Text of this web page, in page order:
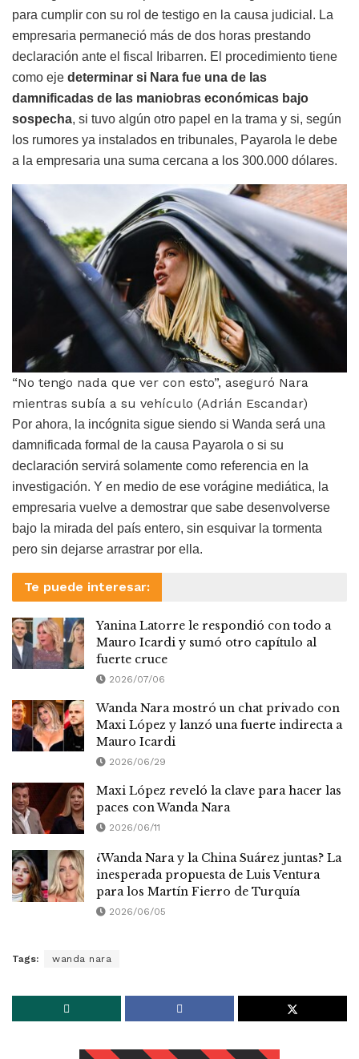
para cumplir con su rol de testigo en la causa judicial. La
empresaria permaneció más de dos horas prestando
declaración ante el fiscal Iribarren. El procedimiento tiene
como eje determinar si Nara fue una de las
damnificadas de las maniobras económicas bajo
sospecha, si tuvo algún otro papel en la trama y si, según
los rumores ya instalados en tribunales, Payarola le debe
a la empresaria una suma cercana a los 300.000 dólares.
“No tengo nada que ver con esto”, aseguró Nara
mientras subía a su vehículo (Adrián Escandar)
Por ahora, la incógnita sigue siendo si Wanda será una
damnificada formal de la causa Payarola o si su
declaración servirá solamente como referencia en la
investigación. Y en medio de ese vorágine mediática, la
empresaria vuelve a demostrar que sabe desenvolverse
bajo la mirada del país entero, sin esquivar la tormenta
pero sin dejarse arrastrar por ella.
Te puede interesar:
Yanina Latorre le respondió con todo a
Mauro Icardi y sumó otro capítulo al
fuerte cruce
2026/07/06
Wanda Nara mostró un chat privado con
Maxi López y lanzó una fuerte indirecta a
Mauro Icardi
2026/06/29
Maxi López reveló la clave para hacer las
paces con Wanda Nara
2026/06/11
¿Wanda Nara y la China Suárez juntas? La
inesperada propuesta de Luis Ventura
para los Martín Fierro de Turquía
2026/06/05
Tags: wanda nara